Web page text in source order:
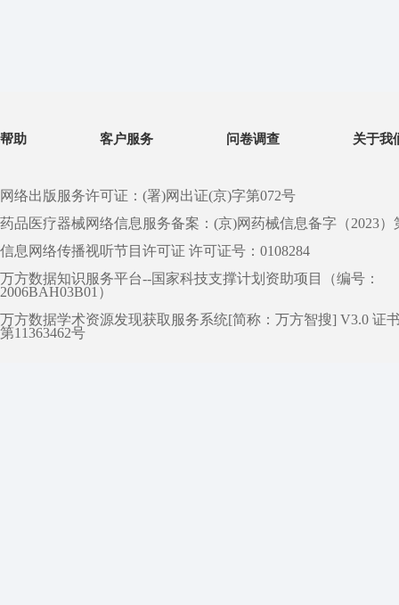
帮助 客户服务 问卷调查 关于我
网络出版服务许可证：(署)网出证(京)字第072号
药品医疗器械网络信息服务备案：(京)网药械信息备字（2023）
信息网络传播视听节目许可证 许可证号：0108284
万方数据知识服务平台--国家科技支撑计划资助项目（编号：
2006BAH03B01）
万方数据学术资源发现获取服务系统[简称：万方智搜] V3.0 证
第11363462号